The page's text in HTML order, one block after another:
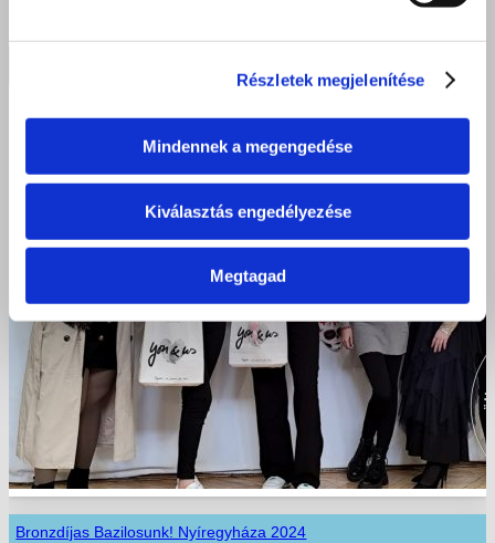
Részletek megjelenítése
Mindennek a megengedése
Kiválasztás engedélyezése
Megtagad
Bronzdíjas Bazilosunk! Nyíregyháza 2024